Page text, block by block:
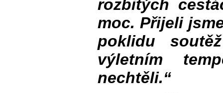
rozbitých
moc. Přijeli
poklidu
výletním
nechtěli.“